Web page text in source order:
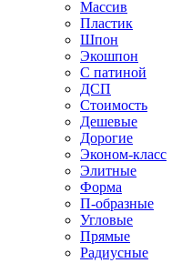
Массив
Пластик
Шпон
Экошпон
С патиной
ДСП
Стоимость
Дешевые
Дорогие
Эконом-класс
Элитные
Форма
П-образные
Угловые
Прямые
Радиусные